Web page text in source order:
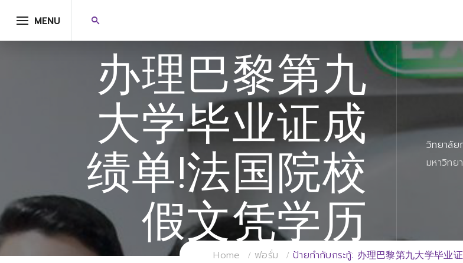
MENU
办理巴黎第九
大学毕业证成
绩单!法国院校
假文凭学历
วิทยาลัย
มหาวิทย
Home ฟอรั่ม ป้ายกำกับกระทู้: 办理巴黎第九大学毕业